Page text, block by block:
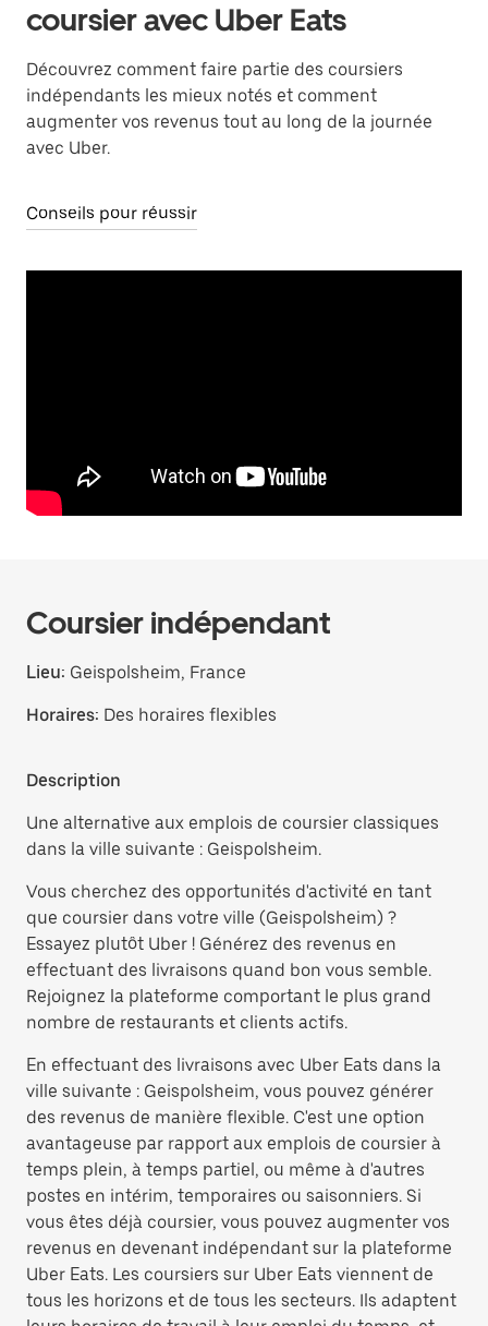
coursier avec Uber Eats
Découvrez comment faire partie des coursiers
indépendants les mieux notés et comment
augmenter vos revenus tout au long de la journée
avec Uber.
Conseils pour réussir
Coursier indépendant
Lieu: Geispolsheim, France
Horaires: Des horaires flexibles
Description
Une alternative aux emplois de coursier classiques
dans la ville suivante : Geispolsheim.
Vous cherchez des opportunités d'activité en tant
que coursier dans votre ville (Geispolsheim) ?
Essayez plutôt Uber ! Générez des revenus en
effectuant des livraisons quand bon vous semble.
Rejoignez la plateforme comportant le plus grand
nombre de restaurants et clients actifs.
En effectuant des livraisons avec Uber Eats dans la
ville suivante : Geispolsheim, vous pouvez générer
des revenus de manière flexible. C'est une option
avantageuse par rapport aux emplois de coursier à
temps plein, à temps partiel, ou même à d'autres
postes en intérim, temporaires ou saisonniers. Si
vous êtes déjà coursier, vous pouvez augmenter vos
revenus en devenant indépendant sur la plateforme
Uber Eats. Les coursiers sur Uber Eats viennent de
tous les horizons et de tous les secteurs. Ils adaptent